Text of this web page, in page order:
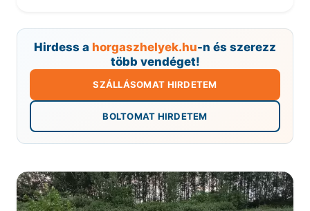
Hirdess a horgaszhelyek.hu-n és szerezz
több vendéget!
SZÁLLÁSOMAT HIRDETEM
BOLTOMAT HIRDETEM